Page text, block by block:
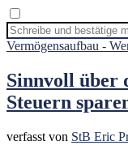
Vermögensaufbau -
Sinnvoll über
Steuern
verfasst von StB Eric